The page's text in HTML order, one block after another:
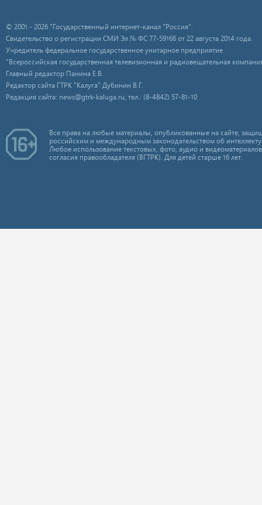
© 2001 - 2026 "Государственный интернет-канал "Россия".
Свидетельство о регистрации СМИ Эл № ФС 77-59166 от 22 августа 2014 года.
Учредитель федеральное государственное унитарное предприятие
"Всероссийская государственная телевизионная и радиовещательная
Главный редактор Панина Е.В.
Редактор сайта ГТРК "Калуга" Дубинин В.Г.
Редакция сайта: news@gtrk-kaluga.ru, тел.: (8-4842) 57-81-10
Все права на любые материалы, опубликованные на сайте,
российским и международным законодательством об
Любое использование текстовых, фото, аудио и
согласия правообладателя (ВГТРК). Для детей старше 16 лет.